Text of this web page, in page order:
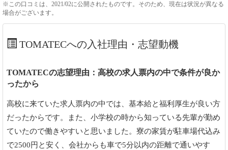
※この口コミは、2021/02に公開されたものです。そのため、現在は状況が異なる
場合がございます。
TOMATECへの入社理由・志望動機
TOMATECの志望理由：高校の求人票内の中で条件が良か
ったから
高校に来ていた求人票内の中では、基本給と福利厚生が良い方
だったからです。また、小学校の時から知っている先輩が勤め
ていたので働きやすいと思いました。寮の家賃が駐車場代込み
で2500円と安く、会社からも車で5分以内の距離で通いやす